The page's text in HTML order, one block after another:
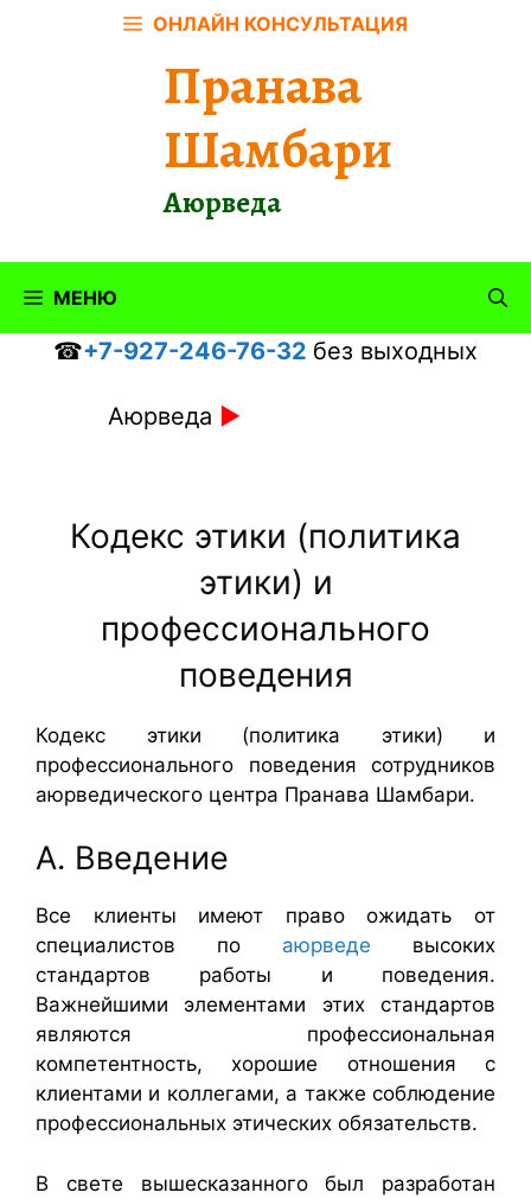
ОНЛАЙН КОНСУЛЬТАЦИЯ
Пранава
Шамбари
Аюрведа
МЕНЮ
☎+7-927-246-76-32 без выходных
Аюрведа ►
Кодекс этики (политика
этики) и
профессионального
поведения
Кодекс этики (политика этики) и
профессионального поведения сотрудников
аюрведического центра Пранава Шамбари.
A. Введение
Все клиенты имеют право ожидать от
специалистов по аюрведе высоких
стандартов работы и поведения.
Важнейшими элементами этих стандартов
являются профессиональная
компетентность, хорошие отношения с
клиентами и коллегами, а также соблюдение
профессиональных этических обязательств.
В свете вышесказанного был разработан